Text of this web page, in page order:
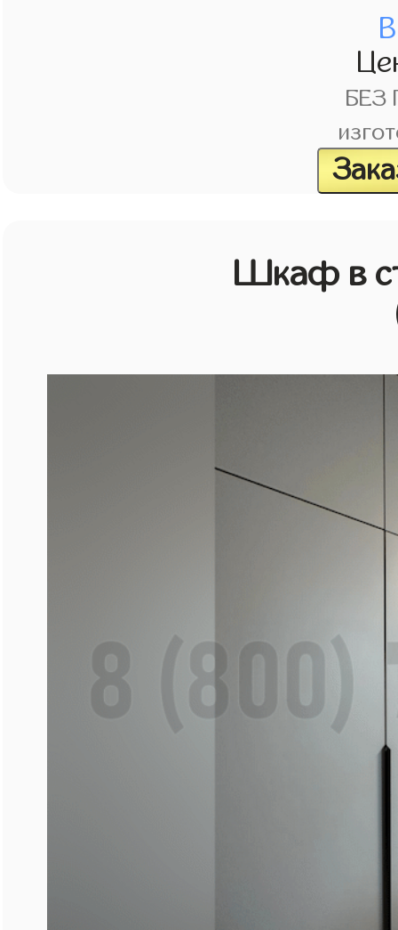
БЕЗ
Шкаф в